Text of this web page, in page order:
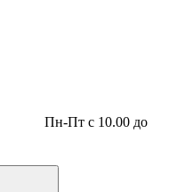
Пн-Пт с 10.00 до